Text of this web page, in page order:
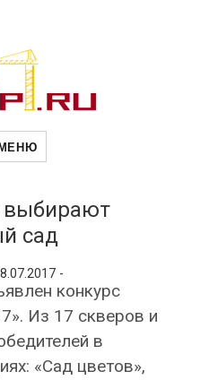
и
другие связанные со стройкой
рубрики
выбирают
сад
-
конкурс
Из 17 скверов и
в
«Сад цветов»,